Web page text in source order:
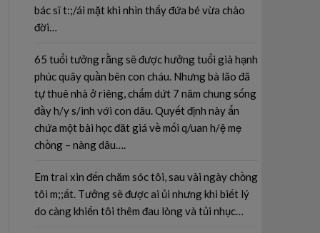
bác sĩ t:;/ái mặt khi nhìn thấy đứa bé vừa chào
đời…
65 tuổi tưởng rằng sẽ được hưởng tuổi già hạnh
phúc quây quần bên con cháu. Nhưng bà lão đã
tự thuê nhà ở riêng, chấm dứt 7 năm chung sống
đầy h/y s/inh với con dâu. Quyết định này ẩn
chứa một bài học đăt giá về mối q/uan h/ệ mẹ
chồng – nàng dâu….
Em trai xin đến chăm sóc tôi, sau vài ngày chồng
tôi m;;ất. Tưởng sẽ được ai ủi nhưng khi biết lý
do càng khiến tôi thêm đau lòng và tủi nhục…